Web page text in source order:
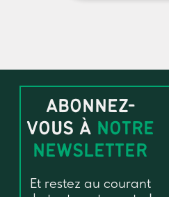
ABONNEZ-
VOUS À NOTRE
NEWSLETTER
Et restez au courant